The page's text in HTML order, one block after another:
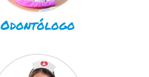
Odontólogo